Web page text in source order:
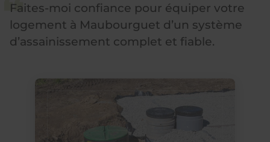
Faites-moi confiance pour équiper votre
logement à Maubourguet d’un système
d’assainissement complet et fiable.